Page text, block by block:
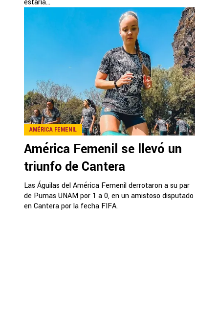
estaría...
AMÉRICA FEMENIL
América Femenil se llevó un
triunfo de Cantera
Las Águilas del América Femenil derrotaron a su par
de Pumas UNAM por 1 a 0, en un amistoso disputado
en Cantera por la fecha FIFA.